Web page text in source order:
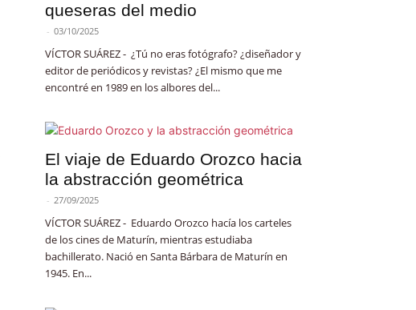
queseras del medio
- 03/10/2025
VÍCTOR SUÁREZ - ¿Tú no eras fotógrafo? ¿diseñador y
editor de periódicos y revistas? ¿El mismo que me
encontré en 1989 en los albores del...
El viaje de Eduardo Orozco hacia
la abstracción geométrica
- 27/09/2025
VÍCTOR SUÁREZ - Eduardo Orozco hacía los carteles
de los cines de Maturín, mientras estudiaba
bachillerato. Nació en Santa Bárbara de Maturín en
1945. En...